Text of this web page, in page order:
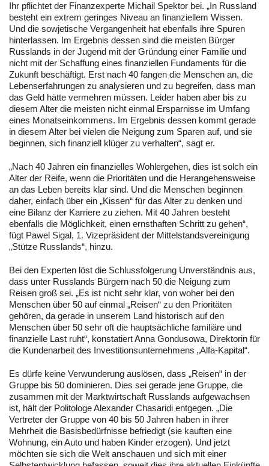
Ihr pflichtet der Finanzexperte Michail Spektor bei. „In Russland
besteht ein extrem geringes Niveau an finanziellem Wissen.
Und die sowjetische Vergangenheit hat ebenfalls ihre Spuren
hinterlassen. Im Ergebnis dessen sind die meisten Bürger
Russlands in der Jugend mit der Gründung einer Familie und
nicht mit der Schaffung eines finanziellen Fundaments für die
Zukunft beschäftigt. Erst nach 40 fangen die Menschen an, die
Lebenserfahrungen zu analysieren und zu begreifen, dass man
das Geld hätte vermehren müssen. Leider haben aber bis zu
diesem Alter die meisten nicht einmal Ersparnisse im Umfang
eines Monatseinkommens. Im Ergebnis dessen kommt gerade
in diesem Alter bei vielen die Neigung zum Sparen auf, und sie
beginnen, sich finanziell klüger zu verhalten“, sagt er.
„Nach 40 Jahren ein finanzielles Wohlergehen, dies ist solch ein
Alter der Reife, wenn die Prioritäten und die Herangehensweise
an das Leben bereits klar sind. Und die Menschen beginnen
daher, einfach über ein „Kissen“ für das Alter zu denken und
eine Bilanz der Karriere zu ziehen. Mit 40 Jahren besteht
ebenfalls die Möglichkeit, einen ernsthaften Schritt zu gehen“,
fügt Pawel Sigal, 1. Vizepräsident der Mittelstandsvereinigung
„Stütze Russlands“, hinzu.
Bei den Experten löst die Schlussfolgerung Unverständnis aus,
dass unter Russlands Bürgern nach 50 die Neigung zum
Reisen groß sei. „Es ist nicht sehr klar, von woher bei den
Menschen über 50 auf einmal „Reisen“ zu den Prioritäten
gehören, da gerade in unserem Land historisch auf den
Menschen über 50 sehr oft die hauptsächliche familiäre und
finanzielle Last ruht“, konstatiert Anna Gondusowa, Direktorin für
die Kundenarbeit des Investitionsunternehmens „Alfa-Kapital“.
Es dürfe keine Verwunderung auslösen, dass „Reisen“ in der
Gruppe bis 50 dominieren. Dies sei gerade jene Gruppe, die
zusammen mit der Marktwirtschaft Russlands aufgewachsen
ist, hält der Politologe Alexander Chasaridi entgegen. „Die
Vertreter der Gruppe von 40 bis 50 Jahren haben in ihrer
Mehrheit die Basisbedürfnisse befriedigt (sie kauften eine
Wohnung, ein Auto und haben Kinder erzogen). Und jetzt
möchten sie sich die Welt anschauen und sich mit einer